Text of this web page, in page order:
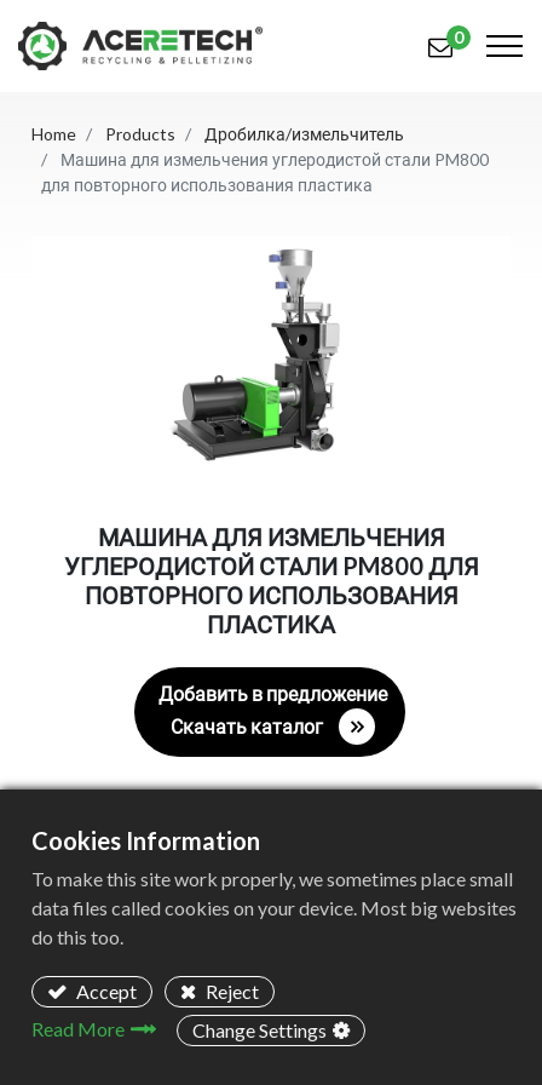
Продукция
Приложения
Связаться с нами
0
Home Products
Дробилка/измельчитель
Машина для измельчения углеродистой стали PM800
для повторного использования пластика
МАШИНА ДЛЯ ИЗМЕЛЬЧЕНИЯ
УГЛЕРОДИСТОЙ СТАЛИ PM800 ДЛЯ
ПОВТОРНОГО ИСПОЛЬЗОВАНИЯ
ПЛАСТИКА
Добавить в предложение
Скачать каталог
Машина для измельчения
углеродистой стали PM800 для
повторного использования
Скачать каталог
Cookies Information
To make this site work properly, we sometimes place small
data files called cookies on your device. Most big websites
do this too.
Accept
Reject
Read More
Change Settings